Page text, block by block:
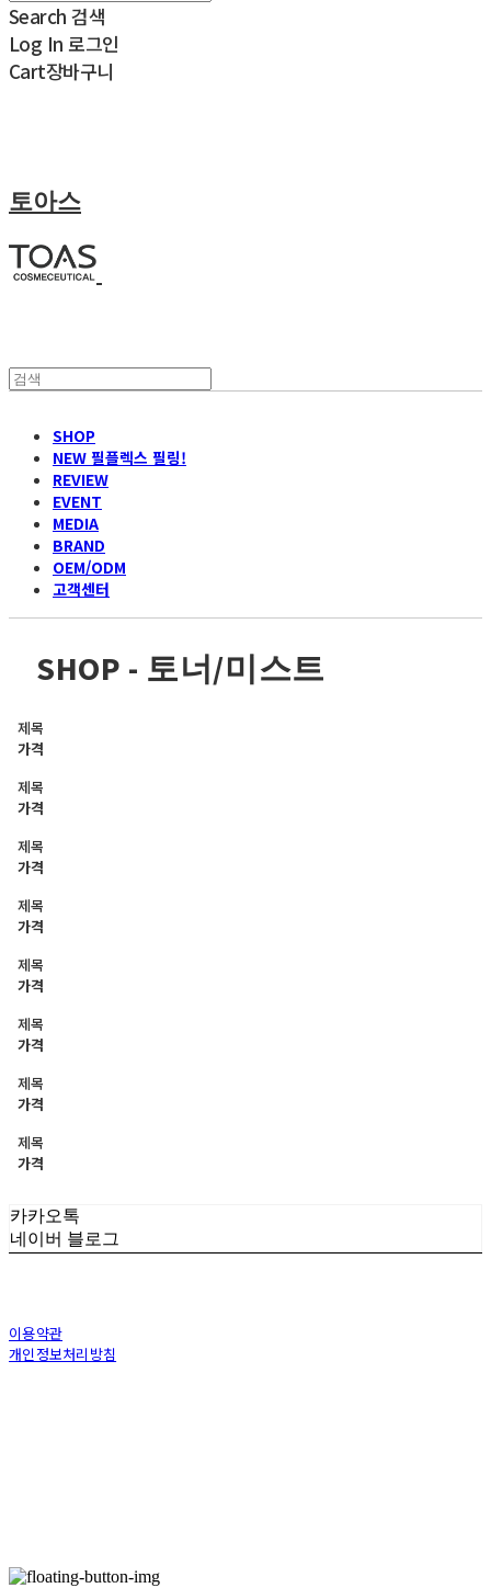
Search 검색
Log In 로그인
Cart장바구니
토아스
SHOP
NEW 필플렉스 필링!
REVIEW
EVENT
MEDIA
BRAND
OEM/ODM
고객센터
SHOP - 토너/미스트
제목
가격
제목
가격
제목
가격
제목
가격
제목
가격
제목
가격
제목
가격
제목
가격
카카오톡
네이버 블로그
이용약관
개인정보처리방침